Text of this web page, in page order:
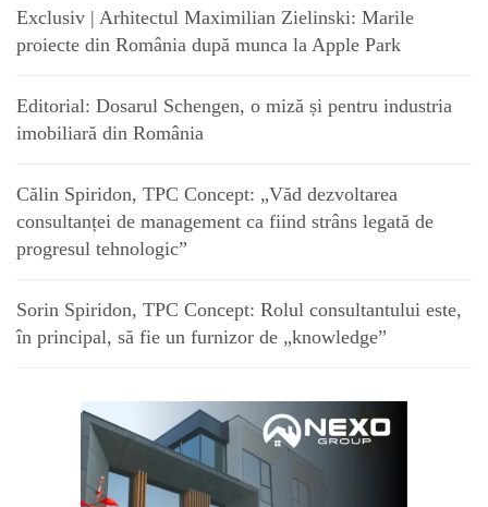
Exclusiv | Arhitectul Maximilian Zielinski: Marile
proiecte din România după munca la Apple Park
Editorial: Dosarul Schengen, o miză și pentru industria
imobiliară din România
Călin Spiridon, TPC Concept: „Văd dezvoltarea
consultanței de management ca fiind strâns legată de
progresul tehnologic”
Sorin Spiridon, TPC Concept: Rolul consultantului este,
în principal, să fie un furnizor de „knowledge”